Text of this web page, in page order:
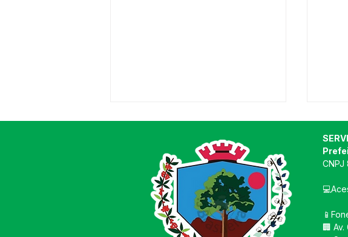
Saúde fortalecida em
Acrelândia!
CNPJ
🏢